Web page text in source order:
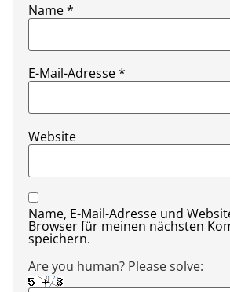
Name*
E-Mail-Adresse*
Website
Name, E-Mail-Adresse und
Browser für meinen nächsten
speichern.
Are you human? Please solve: